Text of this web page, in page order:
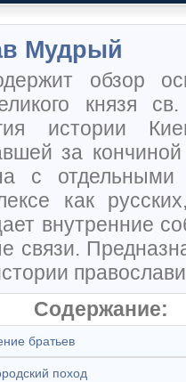
Мудрый
обзор
князя
истории
за
с отдельными
как
внутренние
связи.
Содержание:
братьев
поход